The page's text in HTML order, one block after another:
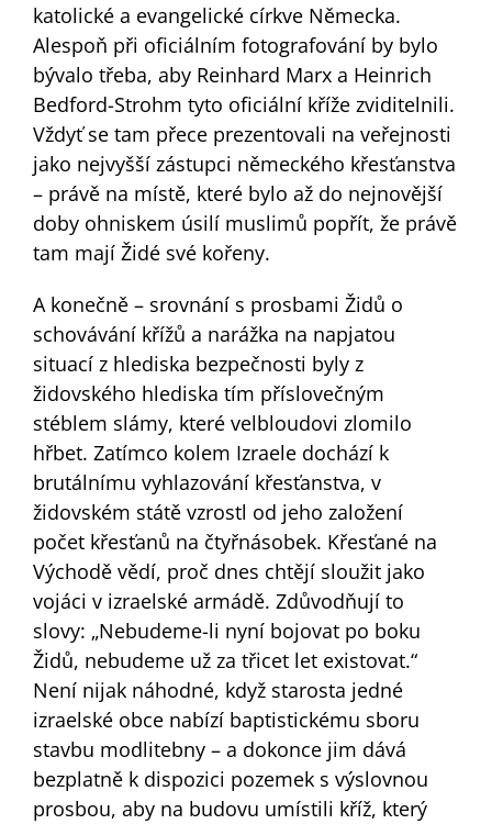
katolické a evangelické církve Německa.
Alespoň při oficiálním fotografování by bylo
bývalo třeba, aby Reinhard Marx a Heinrich
Bedford-Strohm tyto oficiální kříže zviditelnili.
Vždyť se tam přece prezentovali na veřejnosti
jako nejvyšší zástupci německého křesťanstva
– právě na místě, které bylo až do nejnovější
doby ohniskem úsilí muslimů popřít, že právě
tam mají Židé své kořeny.
A konečně – srovnání s prosbami Židů o
schovávání křížů a narážka na napjatou
situací z hlediska bezpečnosti byly z
židovského hlediska tím příslovečným
stéblem slámy, které velbloudovi zlomilo
hřbet. Zatímco kolem Izraele dochází k
brutálnímu vyhlazování křesťanstva, v
židovském státě vzrostl od jeho založení
počet křesťanů na čtyřnásobek. Křesťané na
Východě vědí, proč dnes chtějí sloužit jako
vojáci v izraelské armádě. Zdůvodňují to
slovy: „Nebudeme-li nyní bojovat po boku
Židů, nebudeme už za třicet let existovat.“
Není nijak náhodné, když starosta jedné
izraelské obce nabízí baptistickému sboru
stavbu modlitebny – a dokonce jim dává
bezplatně k dispozici pozemek s výslovnou
prosbou, aby na budovu umístili kříž, který